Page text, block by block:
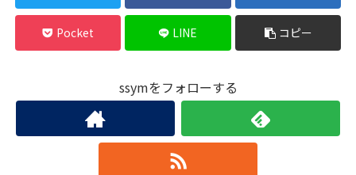
Pocket LINE コピー
ssymをフォローする